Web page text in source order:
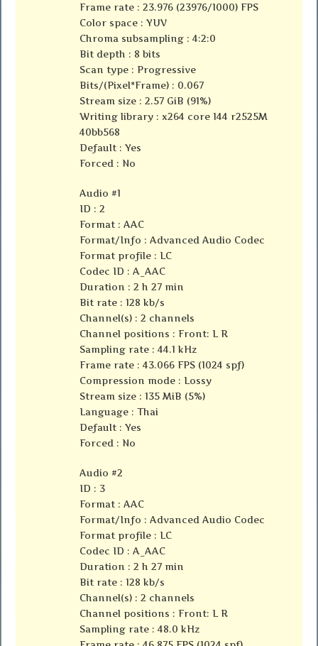
Frame rate : 23.976 (23976/1000) FPS
Color space : YUV
Chroma subsampling : 4:2:0
Bit depth : 8 bits
Scan type : Progressive
Bits/(Pixel*Frame) : 0.067
Stream size : 2.57 GiB (91%)
Writing library : x264 core 144 r2525M
40bb568
Default : Yes
Forced : No
Audio #1
ID : 2
Format : AAC
Format/Info : Advanced Audio Codec
Format profile : LC
Codec ID : A_AAC
Duration : 2 h 27 min
Bit rate : 128 kb/s
Channel(s) : 2 channels
Channel positions : Front: L R
Sampling rate : 44.1 kHz
Frame rate : 43.066 FPS (1024 spf)
Compression mode : Lossy
Stream size : 135 MiB (5%)
Language : Thai
Default : Yes
Forced : No
Audio #2
ID : 3
Format : AAC
Format/Info : Advanced Audio Codec
Format profile : LC
Codec ID : A_AAC
Duration : 2 h 27 min
Bit rate : 128 kb/s
Channel(s) : 2 channels
Channel positions : Front: L R
Sampling rate : 48.0 kHz